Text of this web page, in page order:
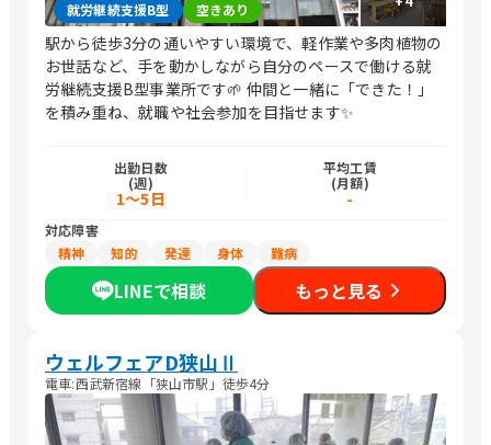
就労継続支援B型 空きあり
駅から徒歩3分の通いやすい環境で、軽作業や多肉植物の
お世話など、手を動かしながら自分のペースで働ける就
労継続支援B型事業所です🌱 仲間と一緒に「できた！」
を積み重ね、就職や社会参加を目指せます✨
出勤日数
(週)
1～5日
平均工賃
(月額)
-
対応障害
精神
知的 発達 身体 難病
LINEで相談 もっと見る
ウェルフェアD狭山Ⅱ
電車:西武新宿線「狭山市駅」徒歩4分